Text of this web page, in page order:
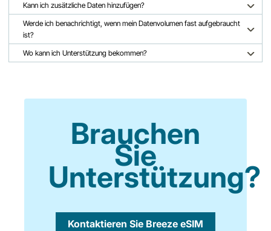
Kann ich zusätzliche Daten hinzufügen?
Werde ich benachrichtigt, wenn mein Datenvolumen fast aufgebraucht
ist?
Wo kann ich Unterstützung bekommen?
Brauchen
Sie
Unterstützung?
Kontaktieren Sie Breeze eSIM